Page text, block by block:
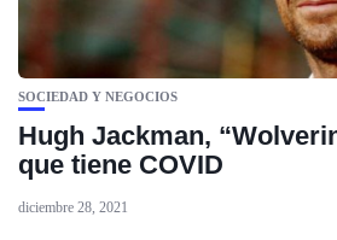
SOCIEDAD Y NEGOCIOS
Hugh Jackman,
que tiene COVID
diciembre 28, 2021